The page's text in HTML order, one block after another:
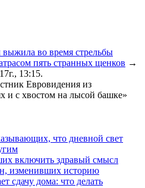
выжила во время стрельбы
пять странных щенков →
13:15.
Евровидения из
и с хвостом на лысой башке»
что дневной свет
включить здравый смысл
изменивших историю
сдачу дома: что делать